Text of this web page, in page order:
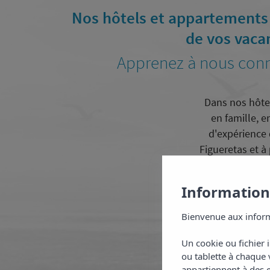
Nos hôtels et
de vos
Apprenez à nous
Dans nos
en famille,
Figueretas et à
Trouvez les
Bienvenue aux
Un cookie ou fichier
ou tablette à chaque